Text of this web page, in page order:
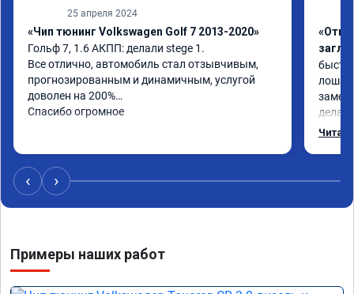
25 апреля 2024
«Чип тюнинг Volkswagen Golf 7 2013-2020»
Гольф 7, 1.6 АКПП: делали stege 1.
Все отлично, автомобиль стал отзывчивым,
прогнозированным и динамичным, услугой
доволен на 200%
Спасибо огромное
может
‹ ›
Примеры наших работ